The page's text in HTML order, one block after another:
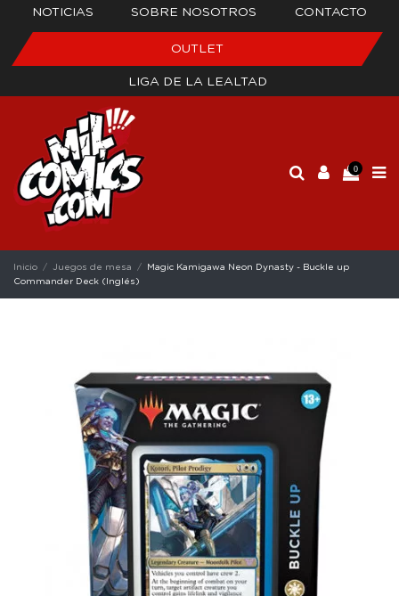
NOTICIAS SOBRE NOSOTROS CONTACTO
OUTLET
LIGA DE LA LEALTAD
0
Inicio Juegos de mesa
Magic Kamigawa Neon Dynasty - Buckle up
Commander Deck (Inglés)